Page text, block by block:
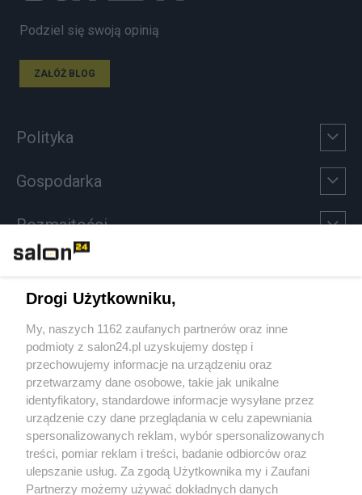
Podziel się swoją opinią
ZAŁÓŻ BLOG
Polityka
Gospodarka
Rozmaitości
Sport
Społeczeństwo
Kultura
X Facebook Instagram Youtube
Drogi Użytkowniku,
My, naszych 1162 zaufanych partnerów oraz inne
podmioty z salon24.pl uzyskujemy dostęp i
przechowujemy informacje na urządzeniu oraz
przetwarzamy dane osobowe, takie jak unikalne
identyfikatory, standardowe informacje wysyłane przez
urządzenie czy dane przeglądania w celu zapewniania
spersonalizowanych reklam, wybór spersonalizowanych
treści, pomiar reklam i treści, badanie odbiorców oraz
ulepszanie usług. Za zgodą Użytkownika my i Zaufani
Partnerzy możemy używać dokładnych danych